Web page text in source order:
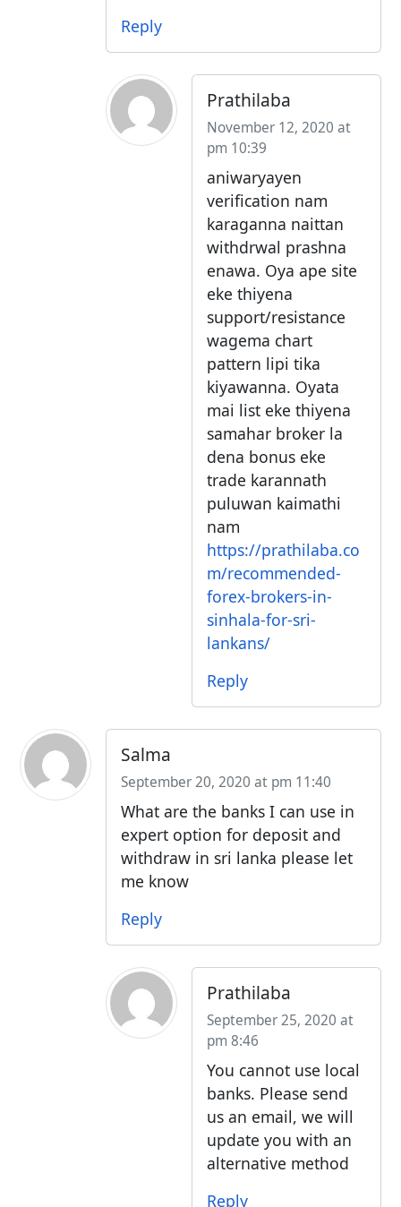
Reply
Prathilaba
November 12, 2020 at
pm 10:39
aniwaryayen
verification nam
karaganna naittan
withdrwal prashna
enawa. Oya ape site
eke thiyena
support/resistance
wagema chart
pattern lipi tika
kiyawanna. Oyata
mai list eke thiyena
samahar broker la
dena bonus eke
trade karannath
puluwan kaimathi
nam
https://prathilaba.co
m/recommended-
forex-brokers-in-
sinhala-for-sri-
lankans/
Reply
Salma
September 20, 2020 at pm 11:40
What are the banks I can use in
expert option for deposit and
withdraw in sri lanka please let
me know
Reply
Prathilaba
September 25, 2020 at
pm 8:46
You cannot use local
banks. Please send
us an email, we will
update you with an
alternative method
Reply